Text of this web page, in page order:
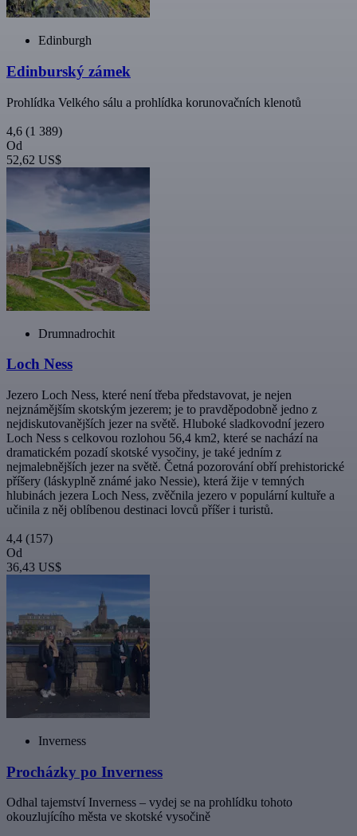
Edinburgh
Edinburský zámek
Prohlídka Velkého sálu a prohlídka korunovačních klenotů
4,6 (1 389)
Od
52,62 US$
Drumnadrochit
Loch Ness
Jezero Loch Ness, které není třeba představovat, je nejen
nejznámějším skotským jezerem; je to pravděpodobně jedno z
nejdiskutovanějších jezer na světě. Hluboké sladkovodní jezero
Loch Ness s celkovou rozlohou 56,4 km2, které se nachází na
dramatickém pozadí skotské vysočiny, je také jedním z
nejmalebnějších jezer na světě. Četná pozorování obří prehistorické
příšery (láskyplně známé jako Nessie), která žije v temných
hlubinách jezera Loch Ness, zvěčnila jezero v populární kultuře a
učinila z něj oblíbenou destinaci lovců příšer i turistů.
4,4 (157)
Od
36,43 US$
Inverness
Procházky po Inverness
Odhal tajemství Inverness – vydej se na prohlídku tohoto
okouzlujícího města ve skotské vysočině